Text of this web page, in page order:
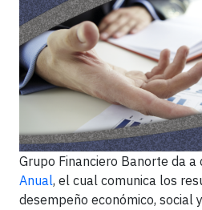
Grupo Financiero Banorte da a
Anual, el cual comunica los
desempeño económico, social